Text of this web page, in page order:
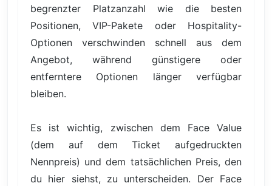
begrenzter Platzanzahl wie die besten
Positionen, VIP-Pakete oder Hospitality-
Optionen verschwinden schnell aus dem
Angebot, während günstigere oder
entferntere Optionen länger verfügbar
bleiben.
Es ist wichtig, zwischen dem Face Value
(dem auf dem Ticket aufgedruckten
Nennpreis) und dem tatsächlichen Preis, den
du hier siehst, zu unterscheiden. Der Face